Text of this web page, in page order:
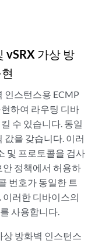
vSRX 가상 방
인스턴스용 ECMP
하여 라우팅 디바
수 있습니다. 동일
값을 갖습니다. 이러
및 프로토콜을 검사
정책에서 허용하
번호가 동일한 트
러한 디바이스의
사용합니다.
상 방화벽 인스턴스